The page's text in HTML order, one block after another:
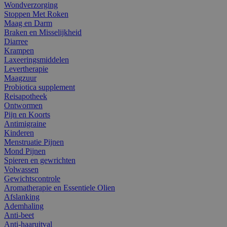
Wondverzorging
Stoppen Met Roken
Maag en Darm
Braken en Misselijkheid
Diarree
Krampen
Laxeeringsmiddelen
Levertherapie
Maagzuur
Probiotica supplement
Reisapotheek
Ontwormen
Pijn en Koorts
Antimigraine
Kinderen
Menstruatie Pijnen
Mond Pijnen
Spieren en gewrichten
Volwassen
Gewichtscontrole
Aromatherapie en Essentiele Olien
Afslanking
Ademhaling
Anti-beet
Anti-haaruitval